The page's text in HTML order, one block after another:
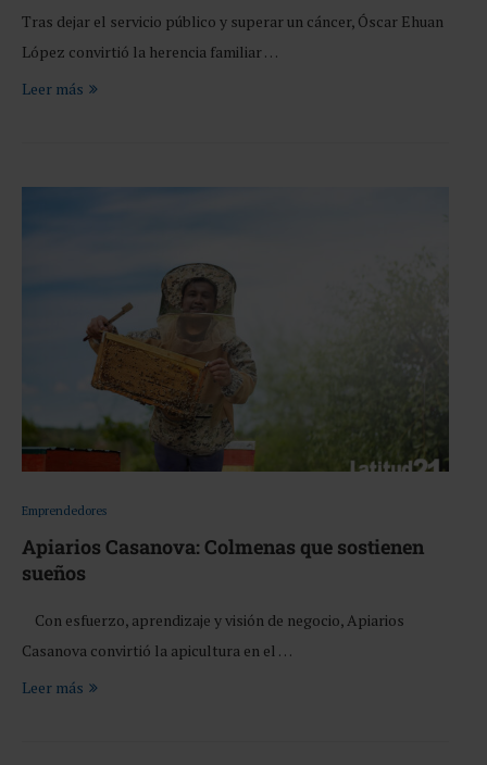
Tras dejar el servicio público y superar un cáncer, Óscar Ehuan
López convirtió la herencia familiar …
Leer más
Emprendedores
Apiarios Casanova: Colmenas que sostienen
sueños
Con esfuerzo, aprendizaje y visión de negocio, Apiarios
Casanova convirtió la apicultura en el …
Leer más